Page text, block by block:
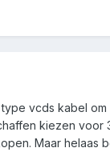
vcds kabel
kiezen
Maar helaas